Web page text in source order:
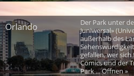
Orlando
Der Park unter
Juniwersal»
außerhalb des
gefallen, wer
Comics und der
Park ... Öffnen »